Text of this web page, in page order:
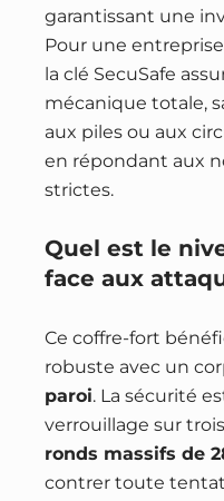
garantissant une
Pour une
la clé SecuSafe
mécanique totale,
aux piles ou aux
en répondant aux
strictes.
Quel est le
face aux
Ce coffre-fort
robuste avec un
paroi. La sécurité
verrouillage sur
ronds massifs de
contrer toute